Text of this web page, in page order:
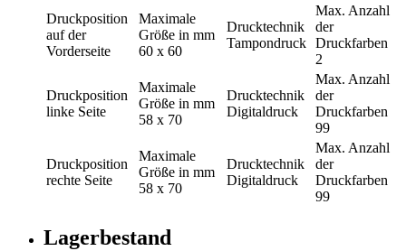
Druckposition
auf der
Vorderseite
Maximale
Größe in mm
60 x 60
Drucktechnik
Tampondruck
Max. Anzahl
der
Druckfarben
2
Druckposition
linke Seite
Maximale
Größe in mm
58 x 70
Drucktechnik
Digitaldruck
Max. Anzahl
der
Druckfarben
99
Druckposition
rechte Seite
Maximale
Größe in mm
58 x 70
Drucktechnik
Digitaldruck
Max. Anzahl
der
Druckfarben
99
Lagerbestand